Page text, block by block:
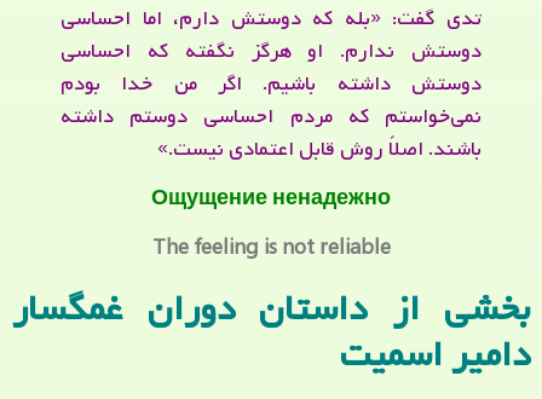
تدی گفت: «بله که دوستش دارم، اما احساسی
دوستش ندارم. او هرگز نگفته که احساسی
دوستش داشته باشیم. اگر من خدا بودم
نمی‌خواستم که مردم احساسی دوستم داشته
باشند. اصلاً روش قابل اعتمادی نیست.»
Ощущение ненадежно
The feeling is not reliable
بخشی از داستان دوران غمگسار
دامیر اسمیت